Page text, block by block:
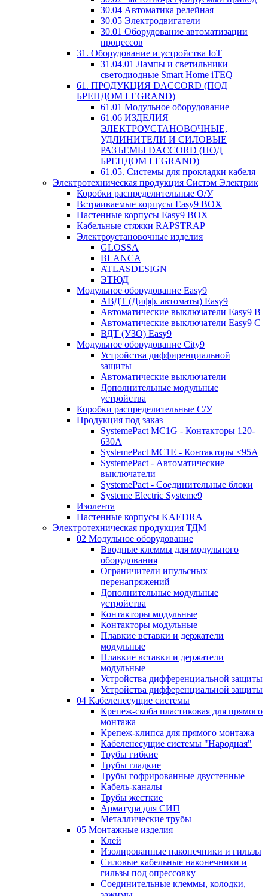
30.04 Автоматика релейная
30.05 Электродвигатели
30.01 Оборудование автоматизации
процессов
31. Оборудование и устройства IoT
31.04.01 Лампы и светильники
светодиодные Smart Home iTEQ
61. ПРОДУКЦИЯ DACCORD (ПОД
БРЕНДОМ LEGRAND)
61.01 Модульное оборудование
61.06 ИЗДЕЛИЯ
ЭЛЕКТРОУСТАНОВОЧНЫЕ,
УДЛИНИТЕЛИ И СИЛОВЫЕ
РАЗЪЕМЫ DACCORD (ПОД
БРЕНДОМ LEGRAND)
61.05. Системы для прокладки кабеля
Электротехническая продукция Систэм Электрик
Коробки распределительные О/У
Встраиваемые корпусы Easy9 BOX
Настенные корпусы Easy9 BOX
Кабельные стяжки RAPSTRAP
Электроустановочные изделия
GLOSSA
BLANCA
ATLASDESIGN
ЭТЮД
Модульное оборудование Easy9
АВДТ (Дифф. автоматы) Easy9
Автоматические выключатели Easy9 В
Автоматические выключатели Easy9 С
ВДТ (УЗО) Easy9
Модульное оборудование City9
Устройства диффиренциальной
защиты
Автоматические выключатели
Дополнительные модульные
устройства
Коробки распределительные C/У
Продукция под заказ
SystemePact MC1G - Контакторы 120-
630A
SystemePact MC1E - Контакторы <95A
SystemePact - Автоматические
выключатели
SystemePact - Соединительные блоки
Systeme Electric Systeme9
Изолента
Настенные корпусы KAEDRA
Электротехническая продукция ТДМ
02 Модульное оборудование
Вводные клеммы для модульного
оборудования
Ограничители ипульсных
перенапряжений
Дополнительные модульные
устройства
Контакторы модульные
Контакторы модульные
Плавкие вставки и держатели
модульные
Плавкие вставки и держатели
модульные
Устройства дифференциальной защиты
Устройства дифференциальной защиты
04 Кабеленесущие системы
Крепеж-скоба пластиковая для прямого
монтажа
Крепеж-клипса для прямого монтажа
Кабеленесущие системы "Народная"
Трубы гибкие
Трубы гладкие
Трубы гофрированные двустенные
Кабель-каналы
Трубы жесткие
Арматура для СИП
Металлические трубы
05 Монтажные изделия
Клей
Изолированные наконечники и гильзы
Силовые кабельные наконечники и
гильзы под опрессовку
Соединительные клеммы, колодки,